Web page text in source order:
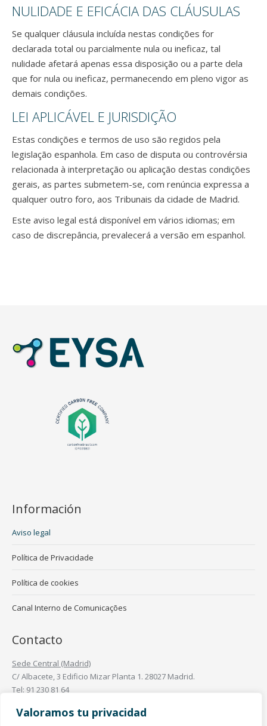
Valoramos tu privacidad
NULIDADE E EFICÁCIA DAS CLÁUSULAS
Se qualquer cláusula incluída nestas condições for
declarada total ou parcialmente nula ou ineficaz, tal
nulidade afetará apenas essa disposição ou a parte dela
que for nula ou ineficaz, permanecendo em pleno vigor as
demais condições.
LEI APLICÁVEL E JURISDIÇÃO
Estas condições e termos de uso são regidos pela
legislação espanhola. Em caso de disputa ou controvérsia
relacionada à interpretação ou aplicação destas condições
gerais, as partes submetem-se, com renúncia expressa a
qualquer outro foro, aos Tribunais da cidade de Madrid.
Este aviso legal está disponível em vários idiomas; em
caso de discrepância, prevalecerá a versão em espanhol.
Información
Aviso legal
Política de Privacidade
Política de cookies
Canal Interno de Comunicações
Contacto
Sede Central (Madrid)
C/ Albacete, 3 Edificio Mizar Planta 1. 28027 Madrid.
Tel: 91 230 81 64
Oficinas en España